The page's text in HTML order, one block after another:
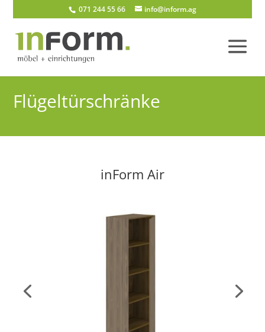
071 244 55 66 info@inform.ag
Flügeltürschränke
inForm Air